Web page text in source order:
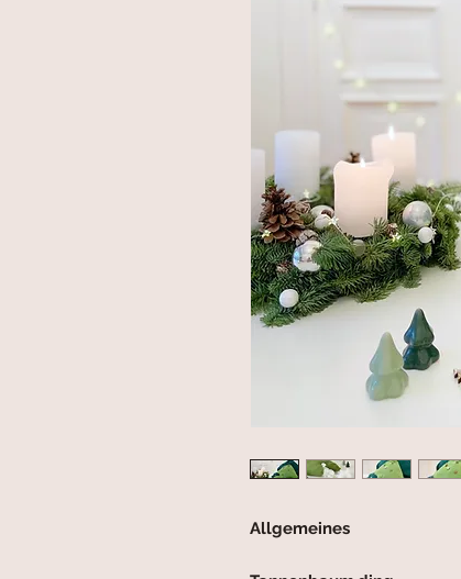
Allgemeines